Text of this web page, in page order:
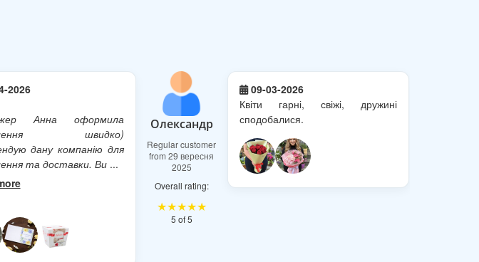
2026
Анна оформила
швидко)
дану компанію для
та доставки. Ви ...
Олександр
Regular customer
from 29 вересня
2025
Overall rating:
★★★★★
5 of 5
09-03-2026
Квіти гарні, свіжі, дружині
сподобалися.